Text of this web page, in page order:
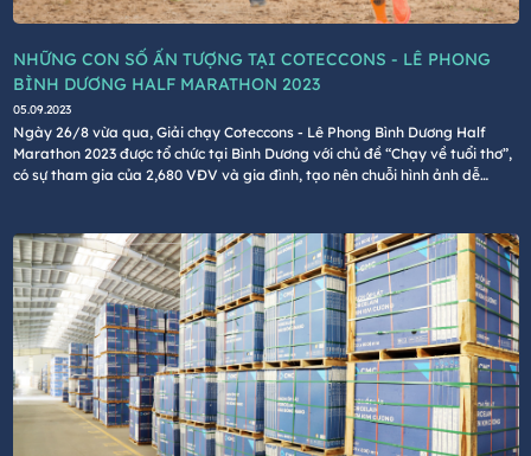
NHỮNG CON SỐ ẤN TƯỢNG TẠI COTECCONS - LÊ PHONG
BÌNH DƯƠNG HALF MARATHON 2023
05.09.2023
Ngày 26/8 vừa qua, Giải chạy Coteccons - Lê Phong Bình Dương Half
Marathon 2023 được tổ chức tại Bình Dương với chủ đề “Chạy về tuổi thơ”,
có sự tham gia của 2,680 VĐV và gia đình, tạo nên chuỗi hình ảnh dễ